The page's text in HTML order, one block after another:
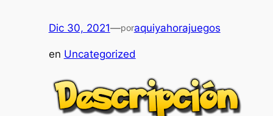
Dic 30, 2021—poraquiyahorajuegos
en Uncategorized